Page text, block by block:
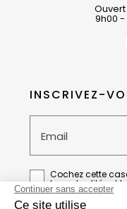
9h00 -
INSCRIVEZ-
Email
Cochez cette
les actualités et
acceptez la
FORMABEAUTE